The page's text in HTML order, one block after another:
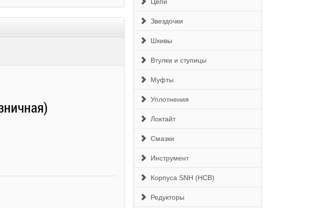
Звездочки
Шкивы
Втулки и ступицы
Муфты
Уплотнения
Локтайт
Смазки
Инструмент
Корпуса SNH (HCB)
Редукторы